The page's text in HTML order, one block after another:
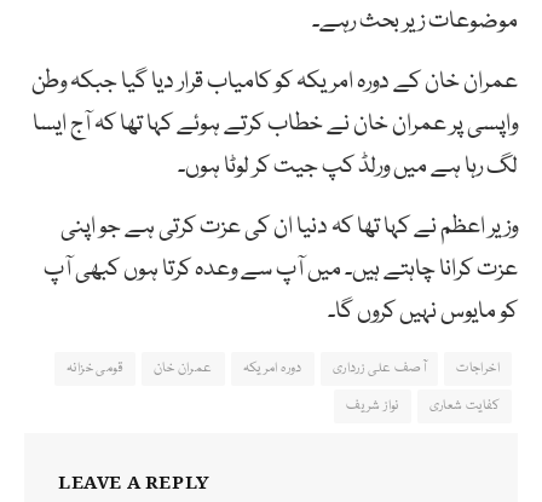
موضوعات زیر بحث رہے۔
عمران خان کے دورہ امریکہ کو کامیاب قرار دیا گیا جبکہ وطن
واپسی پر عمران خان نے خطاب کرتے ہوئے کہا تھا کہ آج ایسا
لگ رہا ہے میں ورلڈ کپ جیت کر لوٹا ہوں۔
وزیر اعظم نے کہا تھا کہ دنیا ان کی عزت کرتی ہے جو اپنی
عزت کرانا چاہتے ہیں۔ میں آپ سے وعدہ کرتا ہوں کبھی آپ
کو مایوس نہیں کروں گا۔
اخراجات آصف علی زرداری دورہ امریکہ عمران خان
قومی خزانہ
کفایت شعاری
نواز شریف
LEAVE A REPLY